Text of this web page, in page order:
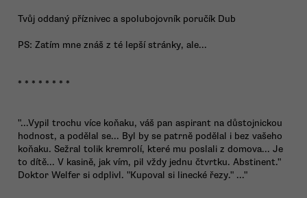
Tvůj oddaný příznivec a spolubojovník poručík Dub
PS: Zatím mne znáš z té lepší stránky, ale...
* * * * * * * *
"...Vypil trochu více koňaku, váš pan aspirant na důstojnickou
hodnost, a podělal se... Byl by se patrně podělal i bez vašeho
koňaku. Sežral tolik kremrolí, které mu poslali z domova... Je
to dítě... V kasině, jak vím, pil vždy jednu čtvrtku. Abstinent."
Doktor Welfer si odplivl. "Kupoval si linecké řezy." ..."